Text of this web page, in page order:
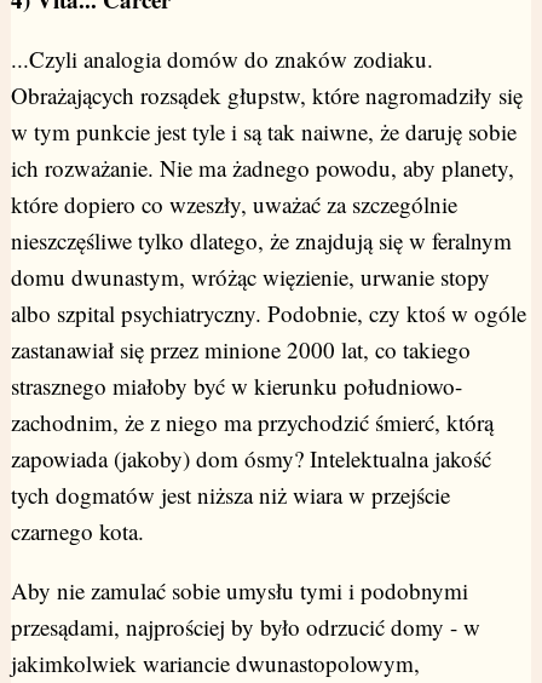
...Czyli analogia domów do znaków zodiaku.
Obrażających rozsądek głupstw, które nagromadziły się
w tym punkcie jest tyle i są tak naiwne, że daruję sobie
ich rozważanie. Nie ma żadnego powodu, aby planety,
które dopiero co wzeszły, uważać za szczególnie
nieszczęśliwe tylko dlatego, że znajdują się w feralnym
domu dwunastym, wróżąc więzienie, urwanie stopy
albo szpital psychiatryczny. Podobnie, czy ktoś w ogóle
zastanawiał się przez minione 2000 lat, co takiego
strasznego miałoby być w kierunku południowo-
zachodnim, że z niego ma przychodzić śmierć, którą
zapowiada (jakoby) dom ósmy? Intelektualna jakość
tych dogmatów jest niższa niż wiara w przejście
czarnego kota.
Aby nie zamulać sobie umysłu tymi i podobnymi
przesądami, najprościej by było odrzucić domy - w
jakimkolwiek wariancie dwunastopolowym,